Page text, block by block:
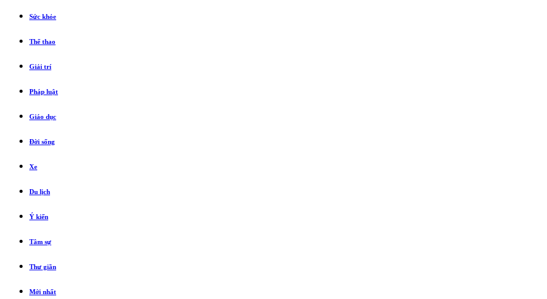
Sức khỏe
Thể thao
Giải trí
Pháp luật
Giáo dục
Đời sống
Xe
Du lịch
Ý kiến
Tâm sự
Thư giãn
Mới nhất